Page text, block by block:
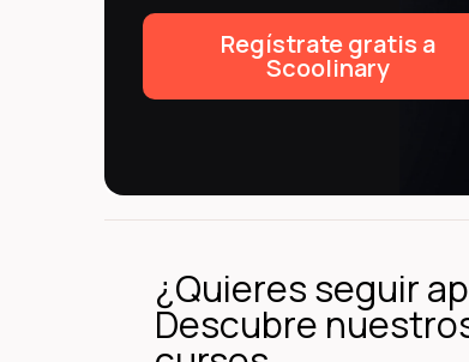
Regístrate gratis a
Scoolinary
¿Quieres seguir
Descubre